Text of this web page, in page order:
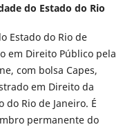
do Estado do Rio
Estado do Rio de
em Direito Público pela
com bolsa Capes,
em Direito da
Rio de Janeiro. É
permanente do